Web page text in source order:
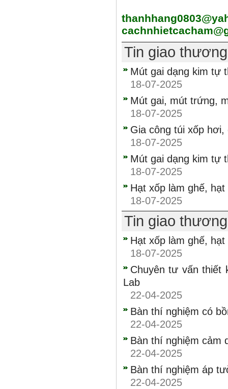
Tin giao
Mút gai dạng kim tự
18-07-2025
Mút gai, mút trứng,
18-07-2025
Gia công túi xốp
18-07-2025
Mút gai dạng kim tự
18-07-2025
Hạt xốp làm ghế,
18-07-2025
Tin giao
Hạt xốp làm ghế,
18-07-2025
Chuyên tư vấn thiết
Lab
22-04-2025
Bàn thí nghiệm có
22-04-2025
Bàn thí nghiệm cảm
22-04-2025
Bàn thí nghiệm áp
22-04-2025